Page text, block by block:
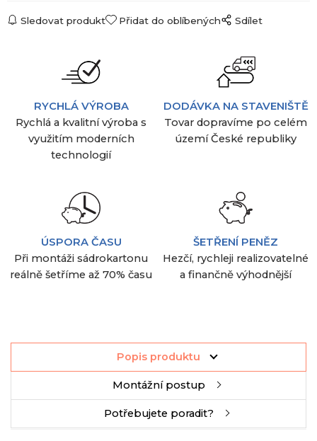
Sledovat produkt Přidat do oblíbených Sdílet
RYCHLÁ VÝROBA
Rychlá a kvalitní výroba s
využitím moderních
technologií
DODÁVKA NA STAVENIŠTĚ
Tovar dopravíme po celém
území České republiky
ÚSPORA ČASU
Při montáži sádrokartonu
reálně šetříme až 70% času
ŠETŘENÍ PENĚZ
Hezčí, rychleji realizovatelné
a finančně výhodnější
Popis produktu
Montážní postup
Potřebujete poradit?